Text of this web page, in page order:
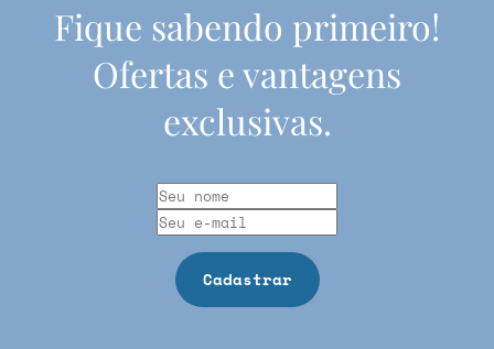
Fique sabendo primeiro!
Ofertas e vantagens
exclusivas.